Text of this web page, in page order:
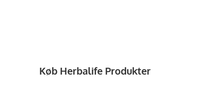
Køb Herbalife Produkter